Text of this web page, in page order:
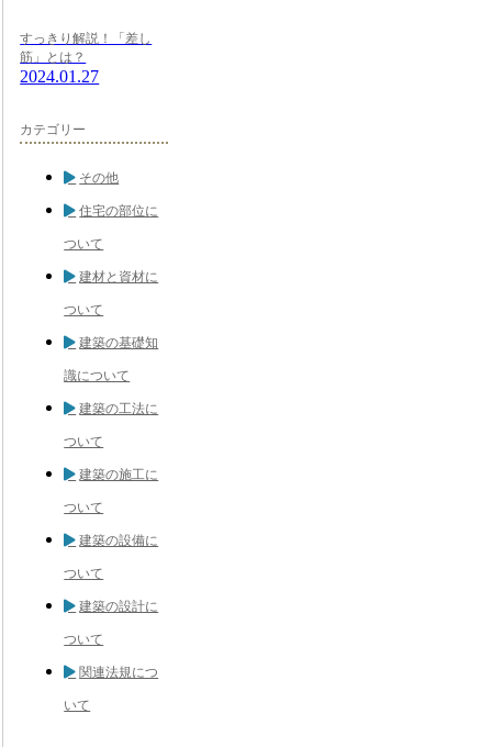
すっきり解説！「差し
筋」とは？
2024.01.27
カテゴリー
その他
住宅の部位に
ついて
建材と資材に
ついて
建築の基礎知
識について
建築の工法に
ついて
建築の施工に
ついて
建築の設備に
ついて
建築の設計に
ついて
関連法規につ
いて